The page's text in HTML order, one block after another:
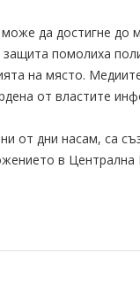
да достигне до
помолиха
на място.
от властите
от дни насам, са
в